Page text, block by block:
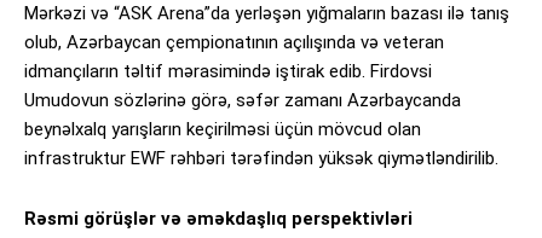
Mərkəzi və “ASK Arena”da yerləşən yığmaların bazası ilə tanış
olub, Azərbaycan çempionatının açılışında və veteran
idmançıların təltif mərasimində iştirak edib. Firdovsi
Umudovun sözlərinə görə, səfər zamanı Azərbaycanda
beynəlxalq yarışların keçirilməsi üçün mövcud olan
infrastruktur EWF rəhbəri tərəfindən yüksək qiymətləndirilib.
Rəsmi görüşlər və əməkdaşlıq perspektivləri